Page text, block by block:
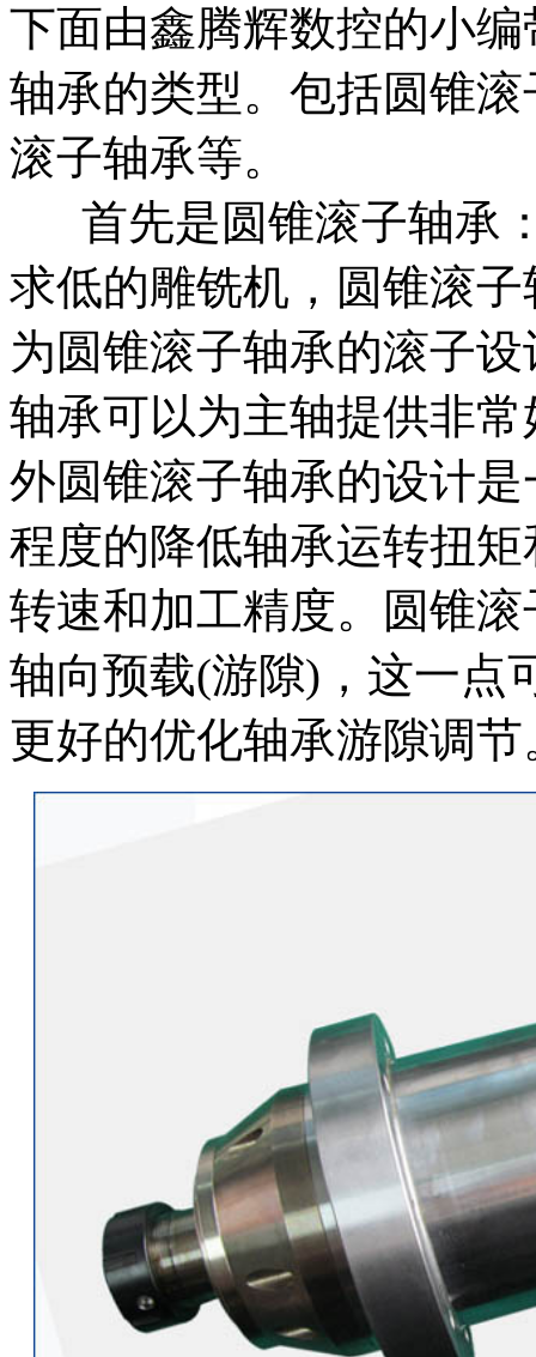
下面由鑫腾辉数控的小
轴承的类型。包括圆锥
滚子轴承等。
首先是圆锥滚子轴承
求低的雕铣机，圆锥滚
为圆锥滚子轴承的滚子
轴承可以为主轴提供非
外圆锥滚子轴承的设计
程度的降低轴承运转扭
转速和加工精度。圆锥
轴向预载(游隙)，这一点
更好的优化轴承游隙调节